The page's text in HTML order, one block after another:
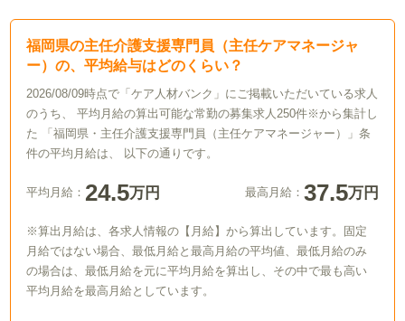
福岡県の主任介護支援専門員（主任ケアマネージャ
ー）の、平均給与はどのくらい？
2026/08/09時点で「ケア人材バンク」にご掲載いただいている求人
のうち、 平均月給の算出可能な常勤の募集求人250件※から集計し
た 「福岡県・主任介護支援専門員（主任ケアマネージャー）」条
件の平均月給は、 以下の通りです。
平均月給： 24.5万円 最高月給： 37.5万円
※算出月給は、各求人情報の【月給】から算出しています。固定
月給ではない場合、最低月給と最高月給の平均値、最低月給のみ
の場合は、最低月給を元に平均月給を算出し、その中で最も高い
平均月給を最高月給としています。